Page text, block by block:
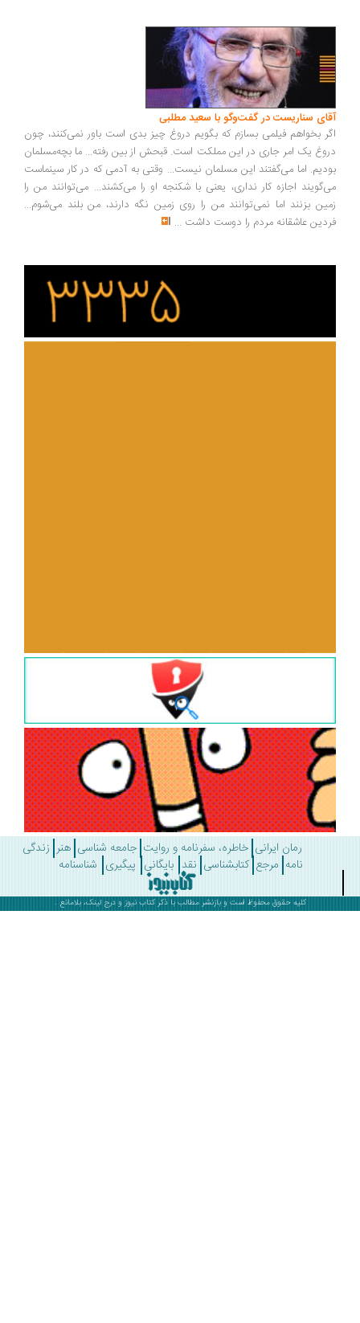
سناریست در گفت‌وگو با سعید مطلبی
بخواهم فیلمی بسازم که بگویم دروغ چیز بدی است باور نمی‌کنند، چون
یک امر جاری در این مملکت است. قبحش از بین رفته... ما بچه‌مسلمان
اما می‌گفتند این مسلمان نیست... وقتی به آدمی که در کار سینماست
اجازه کار نداری، یعنی با شکنجه او را می‌کشند... می‌توانند من را
بزنند اما نمی‌توانند من را روی زمین نگه دارند، من بلند می‌شوم...
عاشقانه مردم را دوست داشت ...
رمان ایرانی خاطره، سفرنامه و روایت جامعه شناسی هنر زندگی
مرجع کتابشناسی نقد بایگانی پیگیری شناسنامه
کلیه حقوق محفوظ است و بازنشر مطالب با ذکرکتاب نیوز و درج لینک، بلامانع .